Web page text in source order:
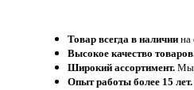
Товар всегда в наличии на
Высокое качество
Широкий ассортимент. Мы
Опыт работы более 15 лет.